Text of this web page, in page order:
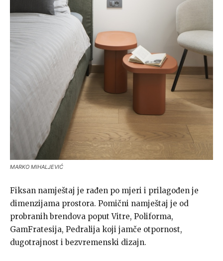
MARKO MIHALJEVIĆ
Fiksan namještaj je rađen po mjeri i prilagođen je
dimenzijama prostora. Pomični namještaj je od
probranih brendova poput Vitre, Poliforma,
GamFratesija, Pedralija koji jamče otpornost,
dugotrajnost i bezvremenski dizajn.